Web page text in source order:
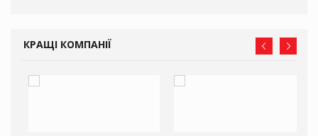
КРАЩІ КОМПАНІЇ